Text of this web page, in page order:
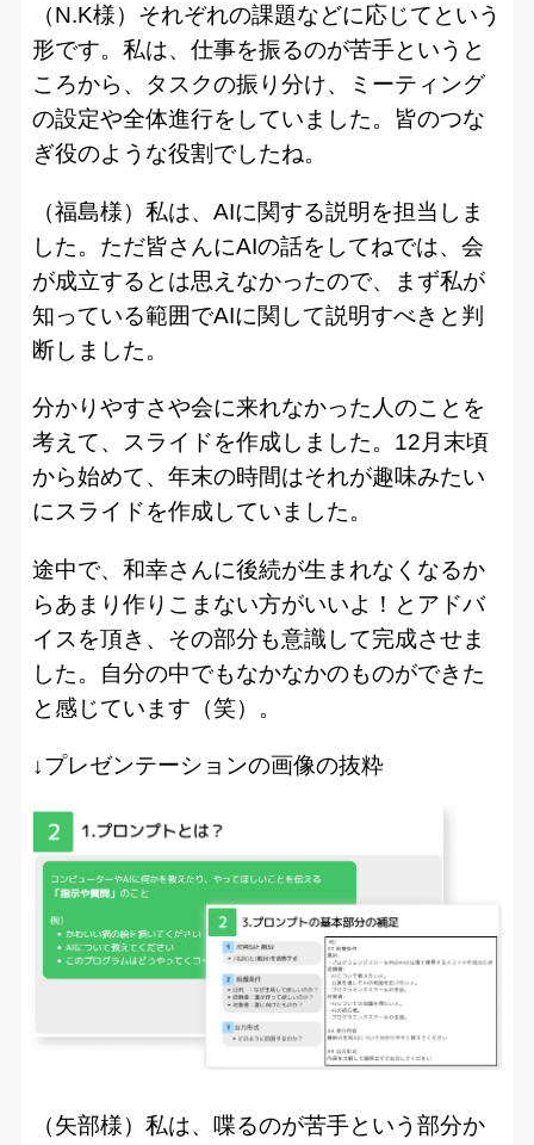
（N.K様）それぞれの課題などに応じてという
形です。私は、仕事を振るのが苦手というと
ころから、タスクの振り分け、ミーティング
の設定や全体進行をしていました。皆のつな
ぎ役のような役割でしたね。
（福島様）私は、AIに関する説明を担当しま
した。ただ皆さんにAIの話をしてねでは、会
が成立するとは思えなかったので、まず私が
知っている範囲でAIに関して説明すべきと判
断しました。
分かりやすさや会に来れなかった人のことを
考えて、スライドを作成しました。12月末頃
から始めて、年末の時間はそれが趣味みたい
にスライドを作成していました。
途中で、和幸さんに後続が生まれなくなるか
らあまり作りこまない方がいいよ！とアドバ
イスを頂き、その部分も意識して完成させま
した。自分の中でもなかなかのものができた
と感じています（笑）。
↓プレゼンテーションの画像の抜粋
（矢部様）私は、喋るのが苦手という部分か